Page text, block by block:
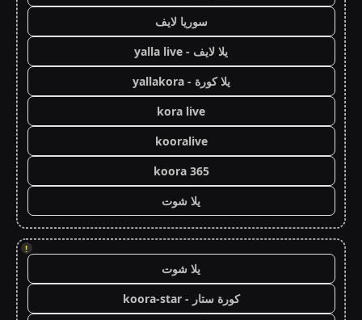
سوريا لايف
يلا لايف - yalla live
يلا كورة - yallakora
kora live
kooralive
koora 365
يلا شوت
!
يلا شوت
كورة ستار - koora-star